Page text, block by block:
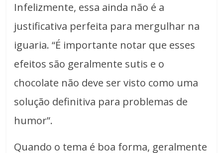
Infelizmente, essa ainda não é a
justificativa perfeita para mergulhar na
iguaria. “É importante notar que esses
efeitos são geralmente sutis e o
chocolate não deve ser visto como uma
solução definitiva para problemas de
humor”.
Quando o tema é boa forma, geralmente